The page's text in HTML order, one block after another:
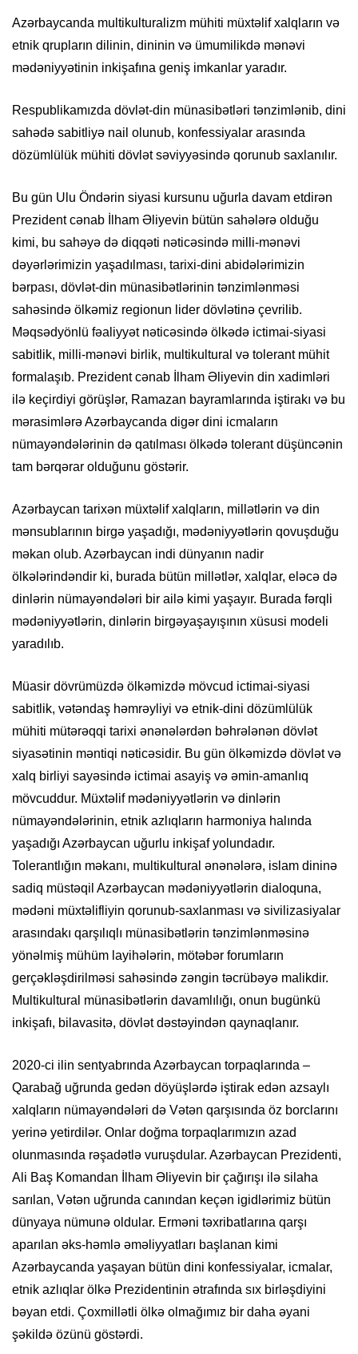
Azərbaycanda multikulturalizm mühiti müxtəlif xalqların və
etnik qrupların dilinin, dininin və ümumilikdə mənəvi
mədəniyyətinin inkişafına geniş imkanlar yaradır.
Respublikamızda dövlət-din münasibətləri tənzimlənib, dini
sahədə sabitliyə nail olunub, konfessiyalar arasında
dözümlülük mühiti dövlət səviyyəsində qorunub saxlanılır.
Bu gün Ulu Öndərin siyasi kursunu uğurla davam etdirən
Prezident cənab İlham Əliyevin bütün sahələrə olduğu
kimi, bu sahəyə də diqqəti nəticəsində milli-mənəvi
dəyərlərimizin yaşadılması, tarixi-dini abidələrimizin
bərpası, dövlət-din münasibətlərinin tənzimlənməsi
sahəsində ölkəmiz regionun lider dövlətinə çevrilib.
Məqsədyönlü fəaliyyət nəticəsində ölkədə ictimai-siyasi
sabitlik, milli-mənəvi birlik, multikultural və tolerant mühit
formalaşıb. Prezident cənab İlham Əliyevin din xadimləri
ilə keçirdiyi görüşlər, Ramazan bayramlarında iştirakı və bu
mərasimlərə Azərbaycanda digər dini icmaların
nümayəndələrinin də qatılması ölkədə tolerant düşüncənin
tam bərqərar olduğunu göstərir.
Azərbaycan tarixən müxtəlif xalqların, millətlərin və din
mənsublarının birgə yaşadığı, mədəniyyətlərin qovuşduğu
məkan olub. Azərbaycan indi dünyanın nadir
ölkələrindəndir ki, burada bütün millətlər, xalqlar, eləcə də
dinlərin nümayəndələri bir ailə kimi yaşayır. Burada fərqli
mədəniyyətlərin, dinlərin birgəyaşayışının xüsusi modeli
yaradılıb.
Müasir dövrümüzdə ölkəmizdə mövcud ictimai-siyasi
sabitlik, vətəndaş həmrəyliyi və etnik-dini dözümlülük
mühiti mütərəqqi tarixi ənənələrdən bəhrələnən dövlət
siyasətinin məntiqi nəticəsidir. Bu gün ölkəmizdə dövlət və
xalq birliyi sayəsində ictimai asayiş və əmin-amanlıq
mövcuddur. Müxtəlif mədəniyyətlərin və dinlərin
nümayəndələrinin, etnik azlıqların harmoniya halında
yaşadığı Azərbaycan uğurlu inkişaf yolundadır.
Tolerantlığın məkanı, multikultural ənənələrə, islam dininə
sadiq müstəqil Azərbaycan mədəniyyətlərin dialoquna,
mədəni müxtəlifliyin qorunub-saxlanması və sivilizasiyalar
arasındakı qarşılıqlı münasibətlərin tənzimlənməsinə
yönəlmiş mühüm layihələrin, mötəbər forumların
gerçəkləşdirilməsi sahəsində zəngin təcrübəyə malikdir.
Multikultural münasibətlərin davamlılığı, onun bugünkü
inkişafı, bilavasitə, dövlət dəstəyindən qaynaqlanır.
2020-ci ilin sentyabrında Azərbaycan torpaqlarında –
Qarabağ uğrunda gedən döyüşlərdə iştirak edən azsaylı
xalqların nümayəndələri də Vətən qarşısında öz borclarını
yerinə yetirdilər. Onlar doğma torpaqlarımızın azad
olunmasında rəşadətlə vuruşdular. Azərbaycan Prezidenti,
Ali Baş Komandan İlham Əliyevin bir çağırışı ilə silaha
sarılan, Vətən uğrunda canından keçən igidlərimiz bütün
dünyaya nümunə oldular. Erməni təxribatlarına qarşı
aparılan əks-həmlə əməliyyatları başlanan kimi
Azərbaycanda yaşayan bütün dini konfessiyalar, icmalar,
etnik azlıqlar ölkə Prezidentinin ətrafında sıx birləşdiyini
bəyan etdi. Çoxmillətli ölkə olmağımız bir daha əyani
şəkildə özünü göstərdi.